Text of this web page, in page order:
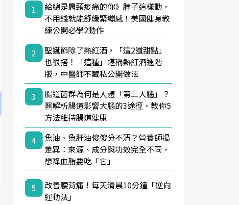
1
給總是肩頸痠痛的你》脖子這樣動，
不用錢就能舒緩緊繃感！美國健身教
練公開必學2動作
2
聖誕節除了熱紅酒，「這2道甜點」
也很搭！「這種」堪稱熱紅酒進階
版，中醫師不藏私公開做法
3
腸道菌群為何是人體「第二大腦」？
醫解析腸道影響大腦的3途徑，教你5
方法維持腸道健康
4
魚油、魚肝油傻傻分不清？營養師揭
差異：來源、成分與功效完全不同，
想降血脂要吃「它」
5
改善腰背痛！每天清晨10分鐘「逆向
運動法」